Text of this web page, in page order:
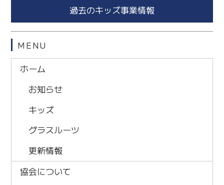
過去のキッズ事業情報
MENU
ホーム
お知らせ
キッズ
グラスルーツ
更新情報
協会について